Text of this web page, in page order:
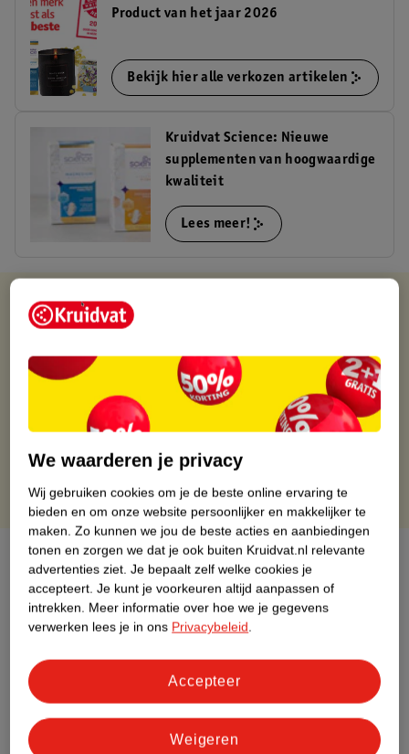
Product van het jaar 2026
Bekijk hier alle verkozen artikelen
Kruidvat Science: Nieuwe
supplementen van hoogwaardige
kwaliteit
Lees meer!
Kruidvat is altijd voordelig
Op werkdagen voor 22:00 uur besteld, volgende dag in huis
Gratis thuisbezorgd vanaf 50.00
Gratis retourneren binnen 30 dagen
Gratis punten met je Kruidvat kaart
Over dit product
Productinformatie
Nature Impact Score
Dit product heeft (nog) geen Nature
We waarderen je privacy
Wij gebruiken cookies om je de beste online ervaring te
bieden en om onze website persoonlijker en makkelijker te
maken. Zo kunnen we jou de beste acties en aanbiedingen
tonen en zorgen we dat je ook buiten Kruidvat.nl relevante
advertenties ziet. Je bepaalt zelf welke cookies je
accepteert. Je kunt je voorkeuren altijd aanpassen of
intrekken. Meer informatie over hoe we je gegevens
verwerken lees je in ons Privacybeleid.
Weigeren
Accepteer